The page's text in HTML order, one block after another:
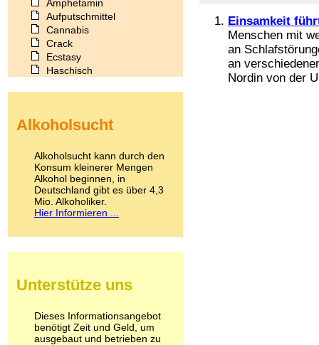
Einsamkeit
Menschen mit
an
an
Nordin von der
Amphetamin
Aufputschmittel
Cannabis
Crack
Ecstasy
Haschisch
Kokain
LSD
Marihuana
Medikamente
Meskalin
Metamphetamin
Methadon
Pilze
Psychopharmaka
Schlafmittel
Schmerzmittel
Alkoholsucht
Alkoholsucht kann durch den
Konsum kleinerer Mengen
Alkohol beginnen, in
Deutschland gibt es über 4,3
Mio. Alkoholiker.
Hier Informieren ...
Unterstütze uns
Dieses Informationsangebot
benötigt Zeit und Geld, um
ausgebaut und betrieben zu